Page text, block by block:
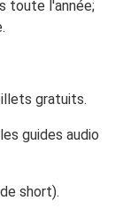
toute l'année;
gratuits.
guides audio
short).